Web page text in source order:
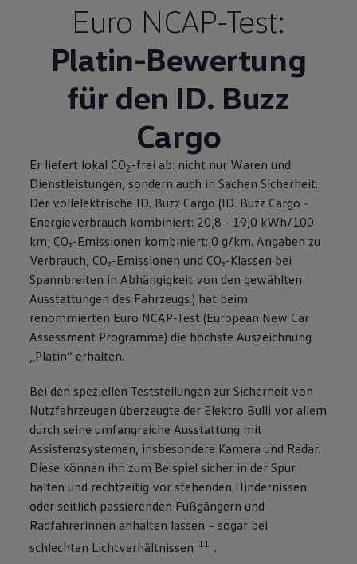
Euro NCAP-Test:
Platin-Bewertung
für den ID. Buzz
Cargo
Er liefert lokal CO2 -frei ab: nicht nur Waren und
Dienstleistungen, sondern auch in Sachen Sicherheit.
Der vollelektrische ID. Buzz Cargo (ID. Buzz Cargo -
Energieverbrauch kombiniert: 20,8 - 19,0 kWh/100
km; CO₂-Emissionen kombiniert: 0 g/km. Angaben zu
Verbrauch, CO₂-Emissionen und CO₂-Klassen bei
Spannbreiten in Abhängigkeit von den gewählten
Ausstattungen des Fahrzeugs.) hat beim
renommierten Euro NCAP-Test (European New Car
Assessment Programme) die höchste Auszeichnung
„Platin“ erhalten.
Bei den speziellen Teststellungen zur Sicherheit von
Nutzfahrzeugen überzeugte der Elektro Bulli vor allem
durch seine umfangreiche Ausstattung mit
Assistenzsystemen, insbesondere Kamera und Radar.
Diese können ihn zum Beispiel sicher in der Spur
halten und rechtzeitig vor stehenden Hindernissen
oder seitlich passierenden Fußgängern und
Radfahrerinnen anhalten lassen – sogar bei
schlechten Lichtverhältnissen 11 .